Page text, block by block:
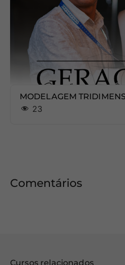
MODELAGEM
23
Comentários
Cursos relacionados